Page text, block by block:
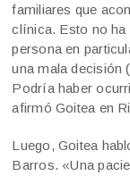
familiares que
clínica. Esto no ha
persona en
una mala decisión
Podría haber
afirmó Goitea en
Luego, Goitea
Barros. «Una